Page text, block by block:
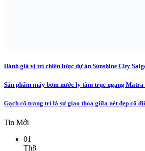
Đánh giá vị trí chiến lược dự án Sunshine City
Sản phẩm máy bơm nước ly tâm trục ngang
Gạch cổ trang trí là sự giao thoa giữa nét đẹp cổ
Tin Mới
01
Th8